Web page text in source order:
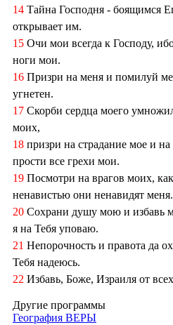
14 Тайна Господня - боящимся
открывает им.
15 Очи мои всегда к Господу,
ноги мои.
16 Призри на меня и помилуй
угнетен.
17 Скорби сердца моего
моих,
18 призри на страдание мое и
прости все грехи мои.
19 Посмотри на врагов моих,
ненавистью они ненавидят меня.
20 Сохрани душу мою и избавь
я на Тебя уповаю.
21 Непорочность и правота да
Тебя надеюсь.
22 Избавь, Боже, Израиля от
Другие программы
География ВЕРЫ